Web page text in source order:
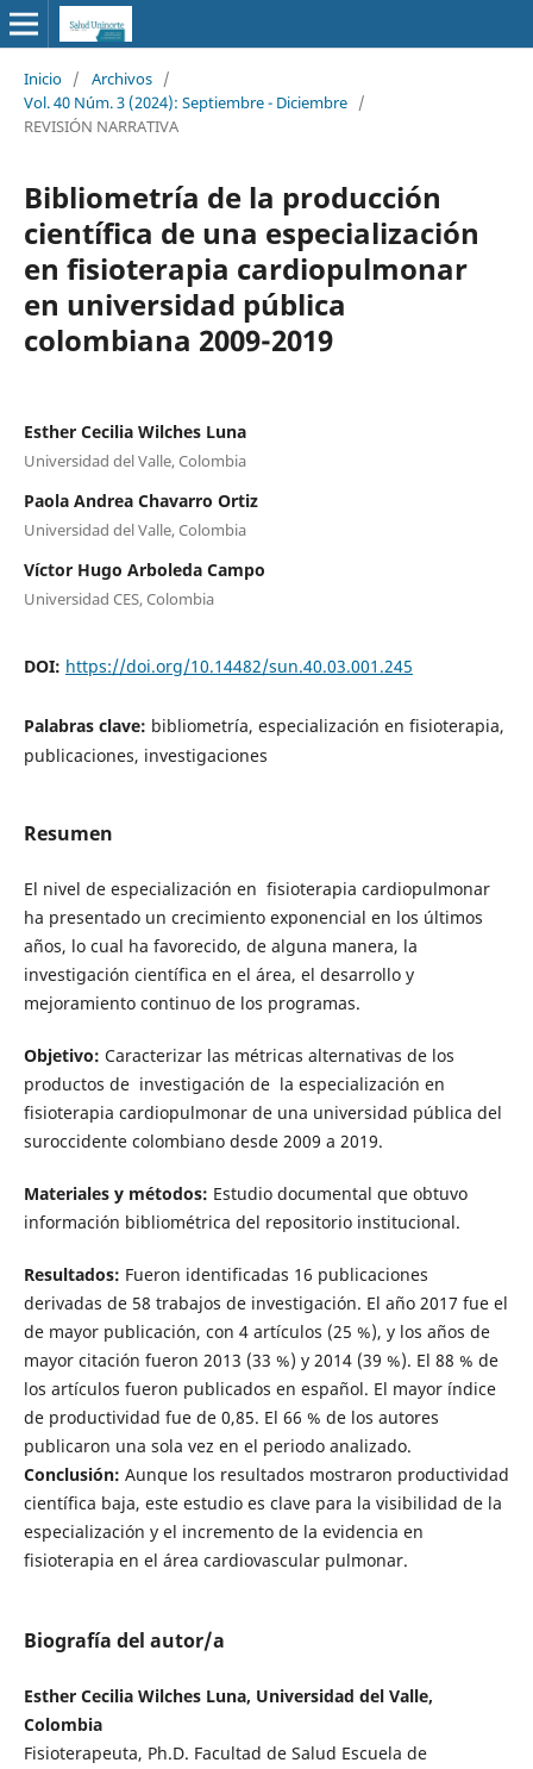
Inicio / Archivos /
Vol. 40 Núm. 3 (2024): Septiembre - Diciembre /
REVISIÓN NARRATIVA
Bibliometría de la producción
científica de una especialización
en fisioterapia cardiopulmonar
en universidad pública
colombiana 2009-2019
Esther Cecilia Wilches Luna
Universidad del Valle, Colombia
Paola Andrea Chavarro Ortiz
Universidad del Valle, Colombia
Víctor Hugo Arboleda Campo
Universidad CES, Colombia
DOI: https://doi.org/10.14482/sun.40.03.001.245
Palabras clave: bibliometría, especialización en fisioterapia,
publicaciones, investigaciones
Resumen
El nivel de especialización en fisioterapia cardiopulmonar
ha presentado un crecimiento exponencial en los últimos
años, lo cual ha favorecido, de alguna manera, la
investigación científica en el área, el desarrollo y
mejoramiento continuo de los programas.
Objetivo: Caracterizar las métricas alternativas de los
productos de investigación de la especialización en
fisioterapia cardiopulmonar de una universidad pública del
suroccidente colombiano desde 2009 a 2019.
Materiales y métodos: Estudio documental que obtuvo
información bibliométrica del repositorio institucional.
Resultados: Fueron identificadas 16 publicaciones
derivadas de 58 trabajos de investigación. El año 2017 fue el
de mayor publicación, con 4 artículos (25 %), y los años de
mayor citación fueron 2013 (33 %) y 2014 (39 %). El 88 % de
los artículos fueron publicados en español. El mayor índice
de productividad fue de 0,85. El 66 % de los autores
publicaron una sola vez en el periodo analizado.
Conclusión: Aunque los resultados mostraron productividad
científica baja, este estudio es clave para la visibilidad de la
especialización y el incremento de la evidencia en
fisioterapia en el área cardiovascular pulmonar.
Biografía del autor/a
Esther Cecilia Wilches Luna, Universidad del Valle,
Colombia
Fisioterapeuta, Ph.D. Facultad de Salud Escuela de